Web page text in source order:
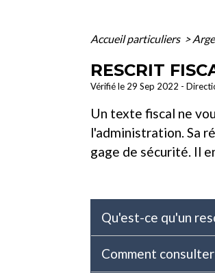
Accueil particuliers >
RESCRIT
Vérifié le 29 Sep 2022 -
Un texte fiscal ne
l'administration. Sa
gage de sécurité. Il
Qu'est-ce qu'un
Comment